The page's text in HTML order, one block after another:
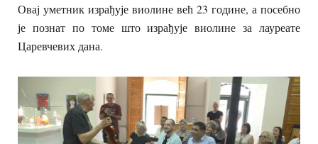
Овај уметник израђује виолине већ 23 године, а посебно
је познат по томе што израђује виолине за лауреате
Царевчевих дана.